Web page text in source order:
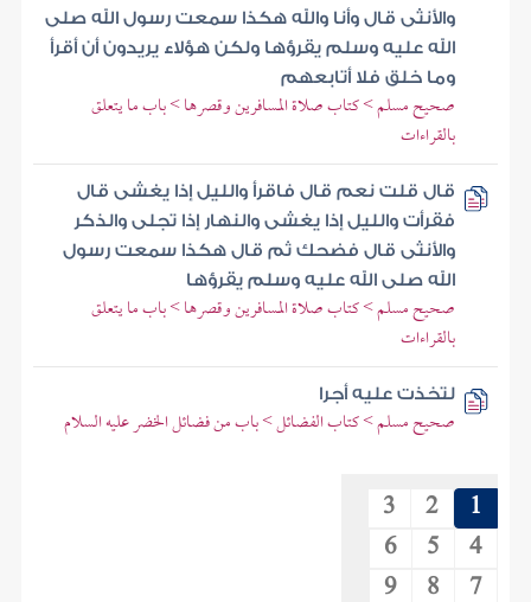
والأنثى قال وأنا والله هكذا سمعت رسول الله صلى
الله عليه وسلم يقرؤها ولكن هؤلاء يريدون أن أقرأ
وما خلق فلا أتابعهم
صحيح مسلم > كتاب صلاة المسافرين وقصرها > باب ما يتعلق
بالقراءات
قال قلت نعم قال فاقرأ والليل إذا يغشى قال
فقرأت والليل إذا يغشى والنهار إذا تجلى والذكر
والأنثى قال فضحك ثم قال هكذا سمعت رسول
الله صلى الله عليه وسلم يقرؤها
صحيح مسلم > كتاب صلاة المسافرين وقصرها > باب ما يتعلق
بالقراءات
لتخذت عليه أجرا
صحيح مسلم > كتاب الفضائل > باب من فضائل الخضر عليه السلام
1
2
3
4
5
6
7
8
9